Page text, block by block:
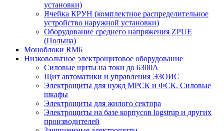
установки)
Ячейка КРУН (комплектное распределительное
устройство наружной установки)
Оборудование среднего напряжения ZPUE
(Польша)
Моноблоки RM6
Низковольтное электрощитовое оборудование
Силовые щиты на токи до 6300А
Щит автоматики и управления ЭЗОИС
Электрощиты для нужд МРСК и ФСК. Силовые
шкафы
Электрощиты для жилого сектора
Электрощиты на базе корпусов logstrup и других
производителей